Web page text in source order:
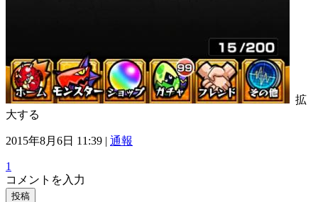
拡
大する
2015年8月6日 11:39 | 通報
1
コメントを入力
投稿